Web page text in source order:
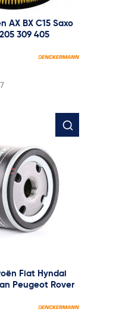
AX BX C15 Saxo
309 405
Fiat Hyndai
Peugeot Rover